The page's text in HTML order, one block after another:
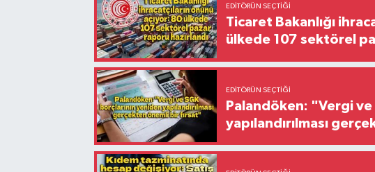
EDITÖRÜN SEÇTIĞI
Ticaret Bakanlığı
ülkede 107 sektörel
EDITÖRÜN SEÇTIĞI
Palandöken: "Vergi ve
yapılandırılması